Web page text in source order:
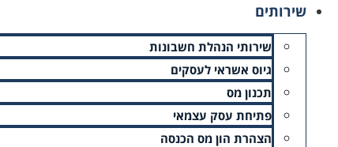
שירותים
שירותי הנהלת חשבונות
גיוס אשראי לעסקים
תכנון מס
פתיחת עסק עצמאי
הצהרת הון מס הכנסה